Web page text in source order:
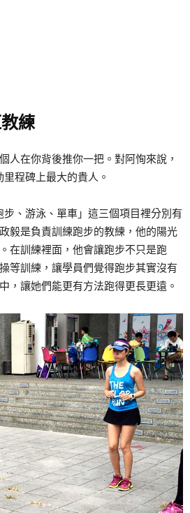
練
人在你背後推你一把。對阿恂來說，
程碑上最大的貴人。
、游泳、單車」這三個項目裡分別有
毅是負責訓練跑步的教練，他的陽光
在訓練裡面，他會讓跑步不只是跑
等訓練，讓學員們覺得跑步其實沒有
，讓她們能更有方法跑得更長更遠。